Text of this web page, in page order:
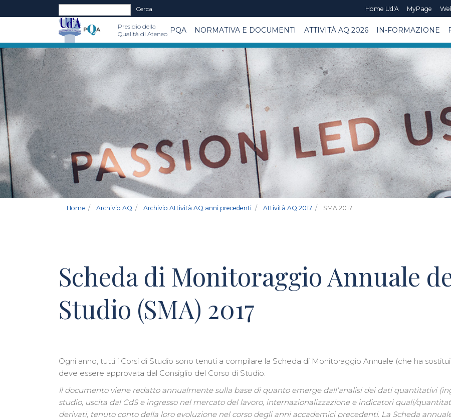
Form di ricerca
Cerca Home Ud'A MyPage
Presidio della
Qualità di Ateneo PQA NORMATIVA E DOCUMENTI ATTIVITÀ AQ 2026 IN-FORMAZIONE
Home Archivio AQ Archivio Attività AQ anni precedenti Attività AQ 2017 SMA 2017
Scheda di Monitoraggio Annuale
Studio (SMA) 2017
Ogni anno, tutti i Corsi di Studio sono tenuti a compilare la Scheda di Monitoraggio Annuale (che ha
deve essere approvata dal Consiglio del Corso di Studio.
Il documento viene redatto annualmente sulla base di quanto emerge dall’analisi dei dati quantitativi
studio, uscita dal CdS e ingresso nel mercato del lavoro, internazionalizzazione e indicatori quali/
derivati, tenuto conto della loro evoluzione nel corso degli anni accademici precedenti. La Scheda